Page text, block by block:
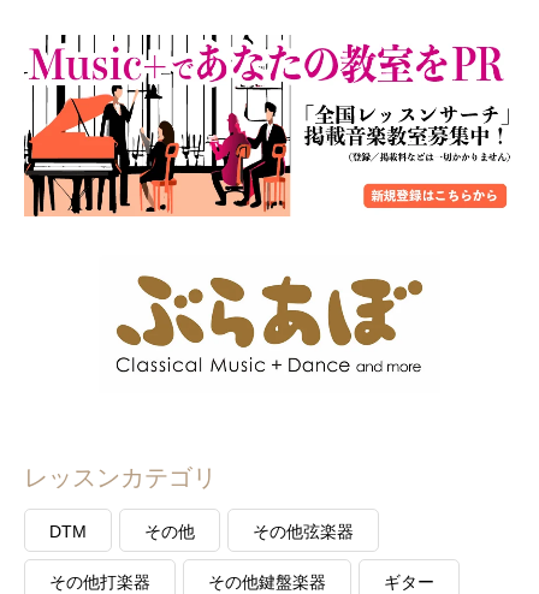
レッスンカテゴリ
DTM その他 その他弦楽器
その他打楽器 その他鍵盤楽器 ギター